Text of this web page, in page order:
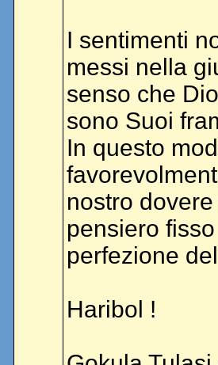
I sentimenti
messi nella
senso che
sono Suoi
In questo
nostro
pensiero
perfezione
Haribol !